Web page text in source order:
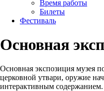
Время работы
Билеты
Фестиваль
Основная
Основная экспозиция музея
церковной утвари, оружие
интерактивным содержанием.